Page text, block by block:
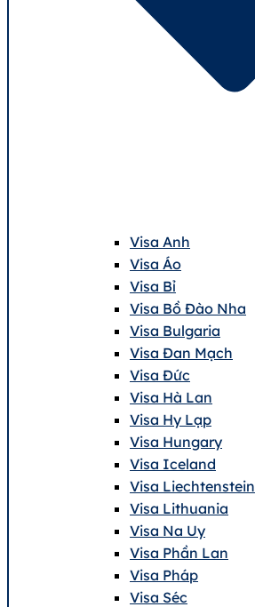
Visa Anh
Visa Áo
Visa Bỉ
Visa Bồ Đào Nha
Visa Bulgaria
Visa Đan Mạch
Visa Đức
Visa Hà Lan
Visa Hy Lạp
Visa Hungary
Visa Iceland
Visa Liechtenstein
Visa Lithuania
Visa Na Uy
Visa Phần Lan
Visa Pháp
Visa Séc